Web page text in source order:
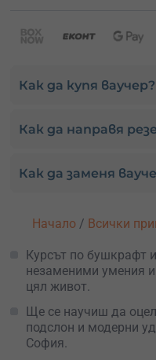
Как да купя ваучер?
Как да направя
Как да заменя
Начало / Всички
Курсът по бушкрафт
незаменими умения
цял живот.
Ще се научиш да
подслон и модерни
София.